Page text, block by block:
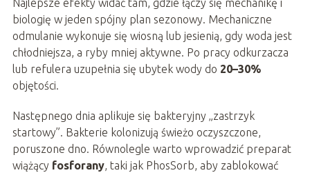
Najlepsze efekty widać tam, gdzie łączy się mechanikę i
biologię w jeden spójny plan sezonowy. Mechaniczne
odmulanie wykonuje się wiosną lub jesienią, gdy woda jest
chłodniejsza, a ryby mniej aktywne. Po pracy odkurzacza
lub refulera uzupełnia się ubytek wody do 20–30%
objętości.
Następnego dnia aplikuje się bakteryjny „zastrzyk
startowy”. Bakterie kolonizują świeżo oczyszczone,
poruszone dno. Równolegle warto wprowadzić preparat
wiążący fosforany, taki jak PhosSorb, aby zablokować